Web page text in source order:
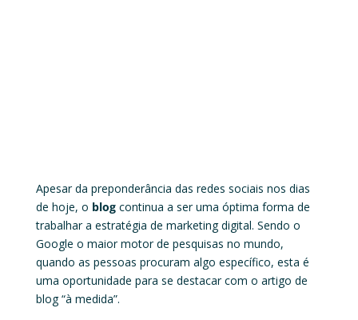
Apesar da preponderância das redes sociais nos dias
de hoje, o blogcontinua a ser uma óptima forma de
trabalhar a estratégia de marketing digital. Sendo o
Google o maior motor de pesquisas no mundo,
quando as pessoas procuram algo específico, esta é
uma oportunidade para se destacar com o artigo de
blog “à medida”.